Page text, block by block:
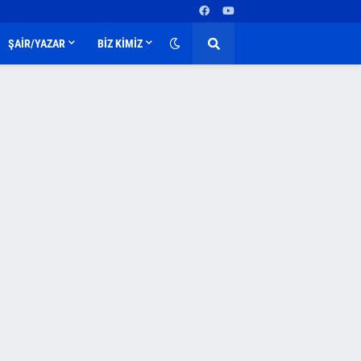
ŞAİR/YAZAR BİZ KİMİZ